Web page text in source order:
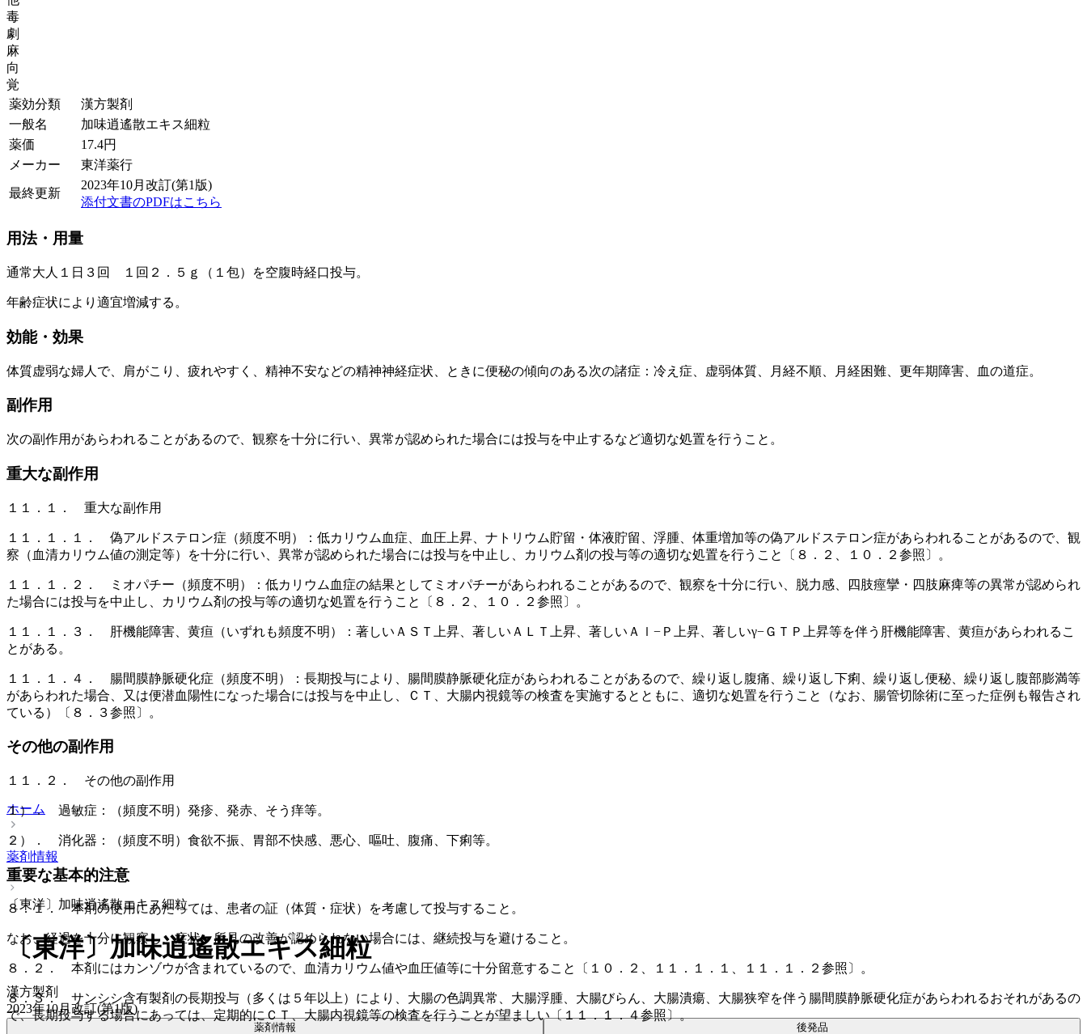
毒
劇
麻
向
覚
薬効分類
漢方製剤
一般名
加味逍遙散エキス細粒
薬価
17.4円
メーカー
東洋薬行
最終更新
2023年10月改訂(第1版)
添付文書のPDFはこちら
用法・用量
通常大人１日３回 １回２．５ｇ（１包）を空腹時経口投与。
年齢症状により適宜増減する。
効能・効果
体質虚弱な婦人で、肩がこり、疲れやすく、精神不安などの精神神経症状、ときに便秘の傾向のある次の諸症：冷え症、虚弱体質、月経不順、月経困難、更年期障害、血の道症。
副作用
次の副作用があらわれることがあるので、観察を十分に行い、異常が認められた場合には投与を中止するなど適切な処置を行うこと。
重大な副作用
１１．１． 重大な副作用
１１．１．１． 偽アルドステロン症（頻度不明）：低カリウム血症、血圧上昇、ナトリウム貯留・体液貯留、浮腫、体重増加等の偽アルドステロン症があらわれることがあるので、観
察（血清カリウム値の測定等）を十分に行い、異常が認められた場合には投与を中止し、カリウム剤の投与等の適切な処置を行うこと〔８．２、１０．２参照〕。
１１．１．２． ミオパチー（頻度不明）：低カリウム血症の結果としてミオパチーがあらわれることがあるので、観察を十分に行い、脱力感、四肢痙攣・四肢麻痺等の異常が認められ
た場合には投与を中止し、カリウム剤の投与等の適切な処置を行うこと〔８．２、１０．２参照〕。
１１．１．３． 肝機能障害、黄疸（いずれも頻度不明）：著しいＡＳＴ上昇、著しいＡＬＴ上昇、著しいＡｌ−Ｐ上昇、著しいγ−ＧＴＰ上昇等を伴う肝機能障害、黄疸があらわれるこ
とがある。
１１．１．４． 腸間膜静脈硬化症（頻度不明）：長期投与により、腸間膜静脈硬化症があらわれることがあるので、繰り返し腹痛、繰り返し下痢、繰り返し便秘、繰り返し腹部膨満等
があらわれた場合、又は便潜血陽性になった場合には投与を中止し、ＣＴ、大腸内視鏡等の検査を実施するとともに、適切な処置を行うこと（なお、腸管切除術に至った症例も報告され
ている）〔８．３参照〕。
その他の副作用
１１．２． その他の副作用
１）． 過敏症：（頻度不明）発疹、発赤、そう痒等。
２）． 消化器：（頻度不明）食欲不振、胃部不快感、悪心、嘔吐、腹痛、下痢等。
重要な基本的注意
８．１． 本剤の使用にあたっては、患者の証（体質・症状）を考慮して投与すること。
なお、経過を十分に観察し、症状・所見の改善が認められない場合には、継続投与を避けること。
８．２． 本剤にはカンゾウが含まれているので、血清カリウム値や血圧値等に十分留意すること〔１０．２、１１．１．１、１１．１．２参照〕。
８．３． サンシシ含有製剤の長期投与（多くは５年以上）により、大腸の色調異常、大腸浮腫、大腸びらん、大腸潰瘍、大腸狭窄を伴う腸間膜静脈硬化症があらわれるおそれがあるの
で、長期投与する場合にあっては、定期的にＣＴ、大腸内視鏡等の検査を行うことが望ましい〔１１．１．４参照〕。
ホーム
薬剤情報
〔東洋〕加味逍遙散エキス細粒
〔東洋〕加味逍遙散エキス細粒
漢方製剤
2023年10月改訂(第1版)
薬剤情報 後発品